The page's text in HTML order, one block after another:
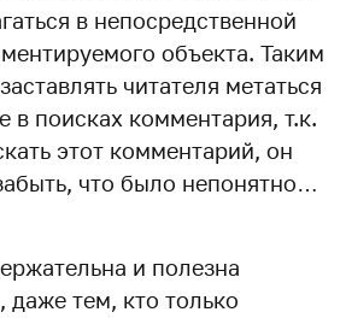
в непосредственной
объекта. Таким
читателя метаться
в поисках комментария, т.к.
этот комментарий, он
что было непонятно…
и полезна
даже тем, кто только